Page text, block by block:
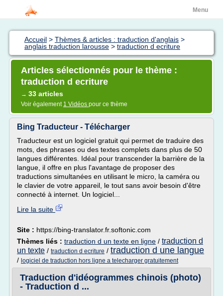
Menu
Accueil > Thèmes & articles : traduction d'anglais >
anglais traduction larousse > traduction d ecriture
Articles sélectionnés pour le thème :
traduction d ecriture
→ 33 articles
Voir également 1 Vidéos pour ce thème
Bing Traducteur - Télécharger
Traducteur est un logiciel gratuit qui permet de traduire des
mots, des phrases ou des textes complets dans plus de 50
langues différentes. Idéal pour transcender la barrière de la
langue, il offre en plus l'avantage de proposer des
traductions simultanées en utilisant le micro, la caméra ou
le clavier de votre appareil, le tout sans avoir besoin d'être
connecté à internet. Un logiciel...
Lire la suite
Site : https://bing-translator.fr.softonic.com
Thèmes liés : traduction d un texte en ligne / traduction d
un texte / traduction d ecriture / traduction d une langue
/ logiciel de traduction hors ligne a telecharger gratuitement
Traduction d'idéogrammes chinois (photo)
- Traduction d ...